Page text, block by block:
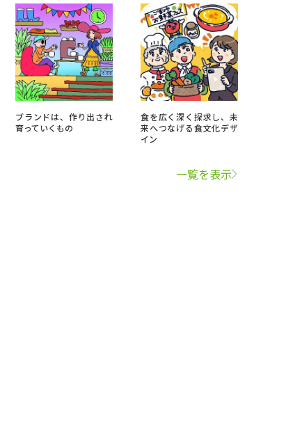
ブランドは、作り出され
育っていくもの
食を広く深く探求し、未
来へつなげる食文化デザ
イン
一覧を表示